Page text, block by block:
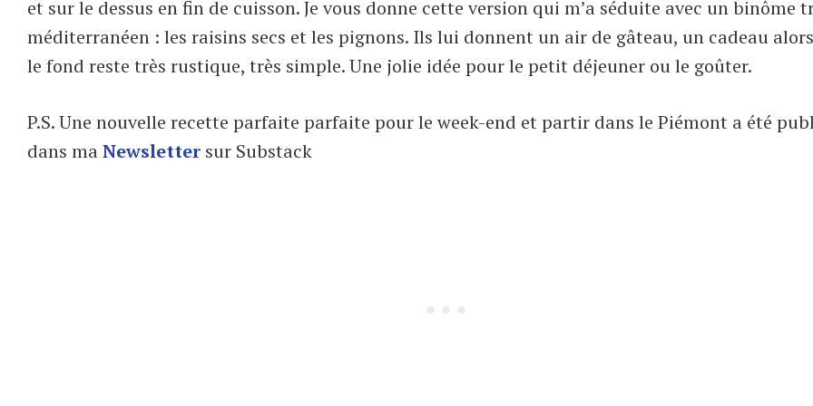
et sur le dessus en fin de cuisson. Je vous donne cette version qui m’a séduite avec un binôme
méditerranéen : les raisins secs et les pignons. Ils lui donnent un air de gâteau, un cadeau
le fond reste très rustique, très simple. Une jolie idée pour le petit déjeuner ou le goûter.
P.S. Une nouvelle recette parfaite parfaite pour le week-end et partir dans le Piémont a été
dans maNewsletter sur Substack